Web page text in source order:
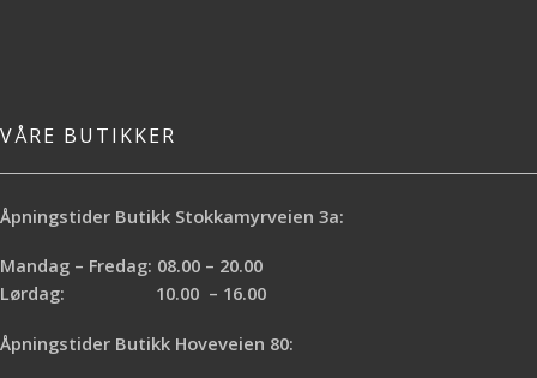
VÅRE BUTIKKER
Åpningstider Butikk Stokkamyrveien 3a:
Mandag – Fredag: 08.00 – 20.00
Lørdag: 10.00 – 16.00
Åpningstider Butikk Hoveveien 80: